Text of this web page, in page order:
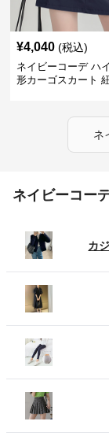
¥4,040 (税込)
ネイビーコーデ ハ
形カーゴスカート
ネ
ネイビーコー
カ